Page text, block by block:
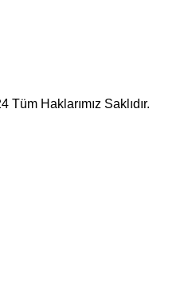
Haklarımız Saklıdır.